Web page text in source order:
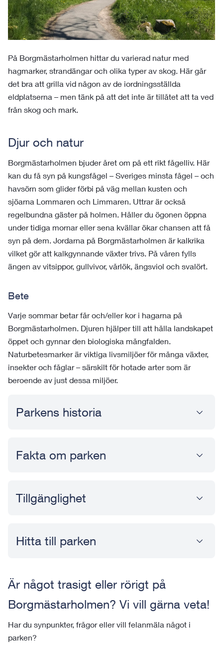
På Borgmästarholmen hittar du varierad natur med
hagmarker, strandängar och olika typer av skog. Här går
det bra att grilla vid någon av de iordningsställda
eldplatserna – men tänk på att det inte är tillåtet att ta ved
från skog och mark.
Djur och natur
Borgmästarholmen bjuder året om på ett rikt fågelliv. Här
kan du få syn på kungsfågel – Sveriges minsta fågel – och
havsörn som glider förbi på väg mellan kusten och
sjöarna Lommaren och Limmaren. Uttrar är också
regelbundna gäster på holmen. Håller du ögonen öppna
under tidiga mornar eller sena kvällar ökar chansen att få
syn på dem. Jordarna på Borgmästarholmen är kalkrika
vilket gör att kalkgynnande växter trivs. På våren fylls
ängen av vitsippor, gullvivor, vårlök, ängsviol och svalört.
Bete
Varje sommar betar får och/eller kor i hagarna på
Borgmästarholmen. Djuren hjälper till att hålla landskapet
öppet och gynnar den biologiska mångfalden.
Naturbetesmarker är viktiga livsmiljöer för många växter,
insekter och fåglar – särskilt för hotade arter som är
beroende av just dessa miljöer.
Parkens historia
Fakta om parken
Tillgänglighet
Hitta till parken
Är något trasigt eller rörigt på
Borgmästarholmen? Vi vill gärna veta!
Har du synpunkter, frågor eller vill felanmäla något i
parken?